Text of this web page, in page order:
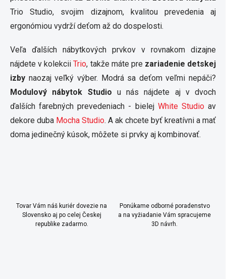
e
p
r
v
y
v
ý
p
u
v
a
n
e
Trio Studio, svojim dizajnom, kvalitou prevedenia aj
ergonómiou vydrží deťom až do dospelosti.
Veľa ďalších nábytkových prvkov v rovnakom dizajne
nájdete v kolekciiTrio, takže máte pre zariadenie detskej
izby naozaj veľký výber. Modrá sa deťom veľmi nepáči?
Modulový nábytok Studio u nás nájdete aj v dvoch
ďalších farebných prevedeniach - bielej White Studioav
dekore duba Mocha Studio. A ak chcete byť kreatívni a mať
doma jedinečný kúsok, môžete si prvky aj kombinovať.
Tovar Vám náš kuriér dovezie na
Slovensko aj po celej Českej
republike zadarmo.
Ponúkame odborné poradenstvo
a na vyžiadanie Vám spracujeme
3D návrh.